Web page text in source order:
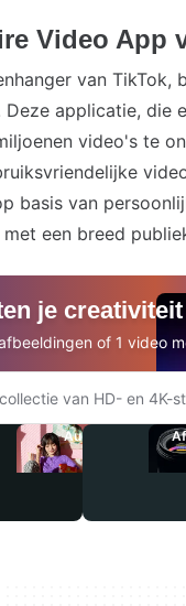
Video App
van
applicatie, die
video's te
basis van
een breed
je
of 1 video
Audio